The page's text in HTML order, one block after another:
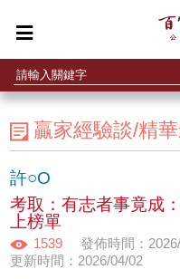
贏家經驗談/精
許○O
考取：有志者事竟成
上榜單
1539
發佈時間：
更新時間：2026/04/02